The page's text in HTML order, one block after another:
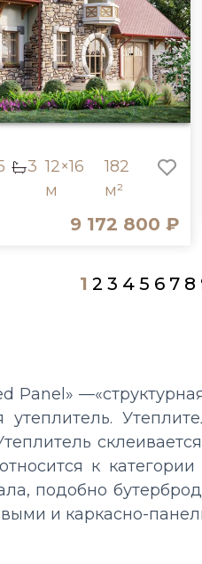
3 12×16
м
182
м²
9 172 800 ₽
1 2 3 4 5 6 7 8
Panel»
к
подобно
и каркасно-